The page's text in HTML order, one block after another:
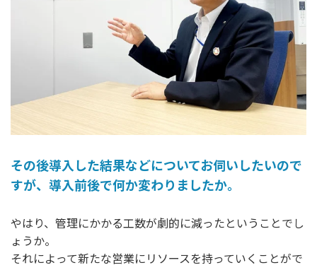
その後導入した結果などについてお伺いしたいので
すが、導入前後で何か変わりましたか。
やはり、管理にかかる工数が劇的に減ったということでし
ょうか。
それによって新たな営業にリソースを持っていくことがで